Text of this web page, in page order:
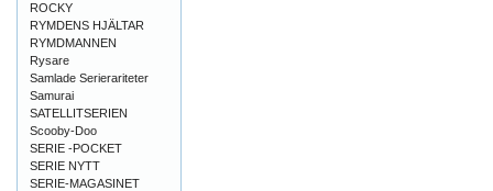
ROCKY
RYMDENS HJÄLTAR
RYMDMANNEN
Rysare
Samlade Serierariteter
Samurai
SATELLITSERIEN
Scooby-Doo
SERIE -POCKET
SERIE NYTT
SERIE-MAGASINET